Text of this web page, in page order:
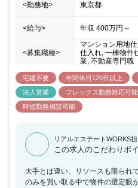
<勤務地> 東京都
<給与> 年収 400万円 ～
<募集職種>
マンション用地
仕入れ, 一棟物件
業, 不動産専門職
宅建不要 年間休日120日以上
法人営業
フレックス勤務対応可能
時短勤務相談可能
リアルエステートWORKS
この求人のこだわりポ
大手とは違い、リソースも限られ
のみを買い取る中で物件の選定眼